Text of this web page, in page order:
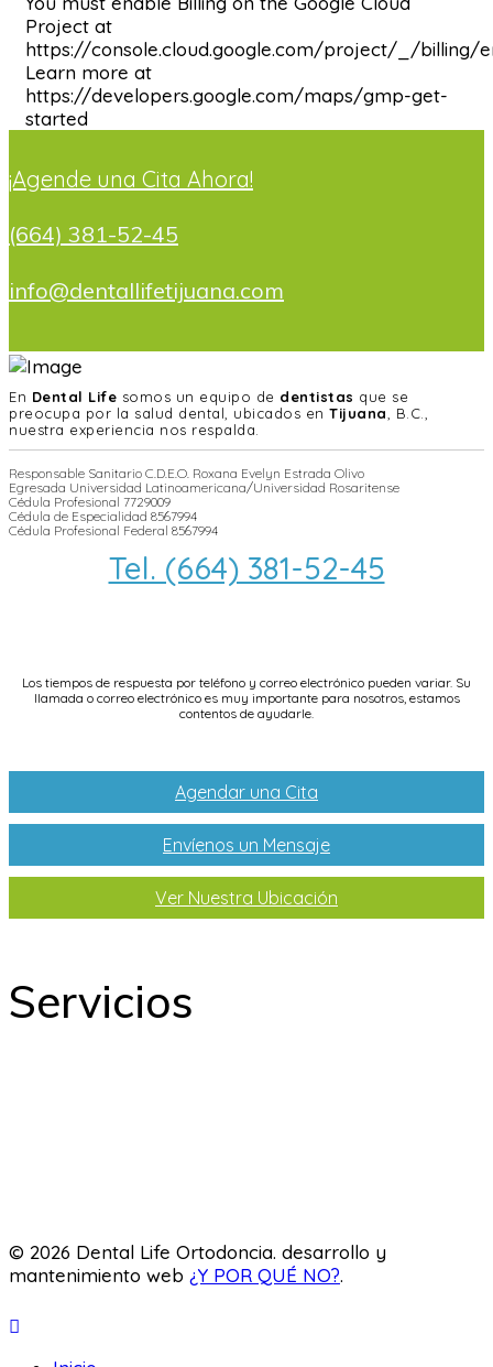
Project at
https://console.cloud.google.com/project/_/billing/
Learn more at
https://developers.google.com/maps/gmp-get-
started
¡Agende una Cita Ahora!
(664) 381-52-45
info@dentallifetijuana.com
En Dental Life somos un equipo de dentistas que se
preocupa por la salud dental, ubicados en Tijuana , B.C.,
nuestra experiencia nos respalda.
Responsable Sanitario C.D.E.O. Roxana Evelyn Estrada Olivo
Egresada Universidad Latinoamericana/Universidad Rosaritense
Cédula Profesional 7729009
Cédula de Especialidad 8567994
Cédula Profesional Federal 8567994
Tel. (664) 381-52-45
Los tiempos de respuesta por teléfono y correo electrónico pueden variar. Su
llamada o correo electrónico es muy importante para nosotros, estamos
contentos de ayudarle.
Agendar una Cita
Envíenos un Mensaje
Ver Nuestra Ubicación
Servicios
© 2026 Dental Life Ortodoncia. desarrollo y
mantenimiento web ¿Y POR QUÉ NO?.